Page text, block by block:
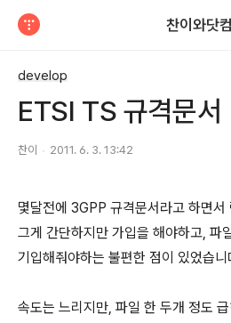
찬이와닷컴
develop
ETSI TS 규격문서
찬이 2011. 6. 3. 13:42
몇달전에 3GPP 규격문서라고 하면서
그게 간단하지만 가입을 해야하고, 파
기입해줘야하는 불편한 점이 있었습니
속도는 느리지만, 파일 한 두개 정도